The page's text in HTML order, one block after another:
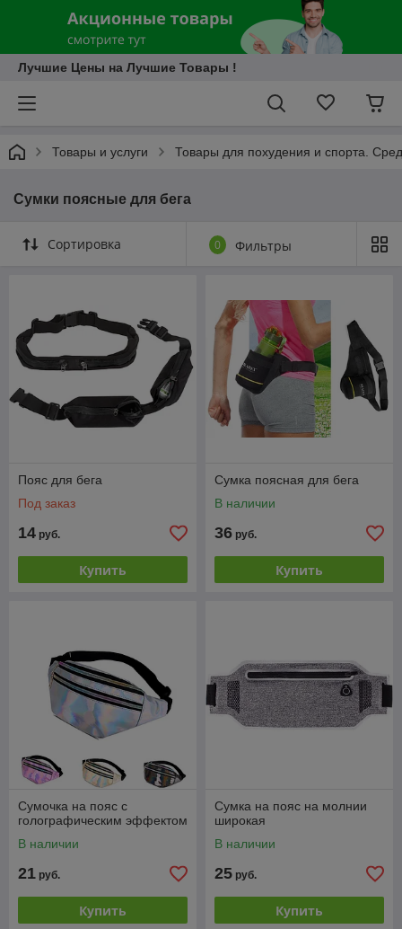
Лучшие Цены на Лучшие Товары !
Товары и услуги Товары для похудения и спорта.
Сумки поясные для бега
Сортировка 0 Фильтры
Пояс для бега
Под заказ
14 руб.
Купить
Сумка поясная для бега
В наличии
36 руб.
Купить
Сумочка на пояс с
голографическим эффектом
В наличии
21 руб.
Купить
Сумка на пояс на молнии
широкая
В наличии
25 руб.
Купить